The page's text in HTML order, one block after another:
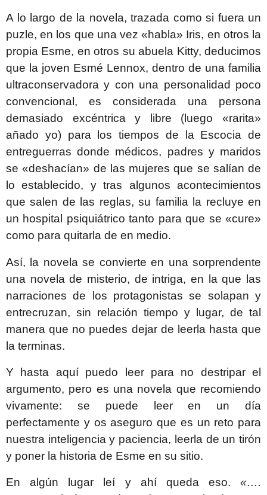
A lo largo de la novela, trazada como si fuera un
puzle, en los que una vez «habla» Iris, en otros la
propia Esme, en otros su abuela Kitty, deducimos
que la joven Esmé Lennox, dentro de una familia
ultraconservadora y con una personalidad poco
convencional, es considerada una persona
demasiado excéntrica y libre (luego «rarita»
añado yo) para los tiempos de la Escocia de
entreguerras donde médicos, padres y maridos
se «deshacían» de las mujeres que se salían de
lo establecido, y tras algunos acontecimientos
que salen de las reglas, su familia la recluye en
un hospital psiquiátrico tanto para que se «cure»
como para quitarla de en medio.
Así, la novela se convierte en una sorprendente
una novela de misterio, de intriga, en la que las
narraciones de los protagonistas se solapan y
entrecruzan, sin relación tiempo y lugar, de tal
manera que no puedes dejar de leerla hasta que
la terminas.
Y hasta aquí puedo leer para no destripar el
argumento, pero es una novela que recomiendo
vivamente: se puede leer en un día
perfectamente y os aseguro que es un reto para
nuestra inteligencia y paciencia, leerla de un tirón
y poner la historia de Esme en su sitio.
En algún lugar leí y ahí queda eso. «….